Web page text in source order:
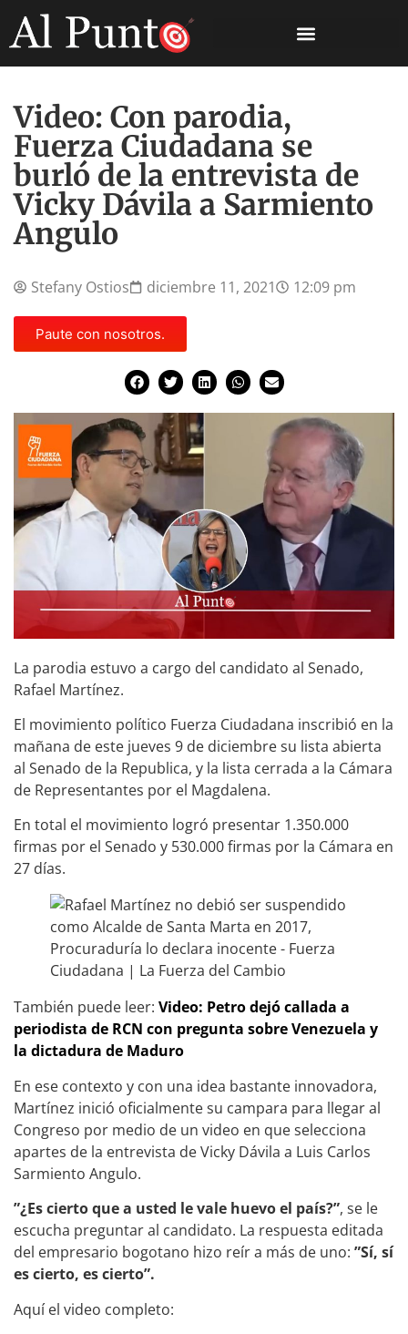
Video: Con parodia,
Fuerza Ciudadana se
burló de la entrevista de
Vicky Dávila a Sarmiento
Angulo
Stefany Ostios diciembre 11, 2021 12:09 pm
Paute con nosotros.
La parodia estuvo a cargo del candidato al Senado,
Rafael Martínez.
El movimiento político Fuerza Ciudadana inscribió en la
mañana de este jueves 9 de diciembre su lista abierta
al Senado de la Republica, y la lista cerrada a la Cámara
de Representantes por el Magdalena.
En total el movimiento logró presentar 1.350.000
firmas por el Senado y 530.000 firmas por la Cámara en
27 días.
También puede leer: Video: Petro dejó callada a
periodista de RCN con pregunta sobre Venezuela y
la dictadura de Maduro
En ese contexto y con una idea bastante innovadora,
Martínez inició oficialmente su campara para llegar al
Congreso por medio de un video en que selecciona
apartes de la entrevista de Vicky Dávila a Luis Carlos
Sarmiento Angulo.
”¿Es cierto que a usted le vale huevo el país?”, se le
escucha preguntar al candidato. La respuesta editada
del empresario bogotano hizo reír a más de uno: ”Sí, sí
es cierto, es cierto”.
Aquí el video completo: